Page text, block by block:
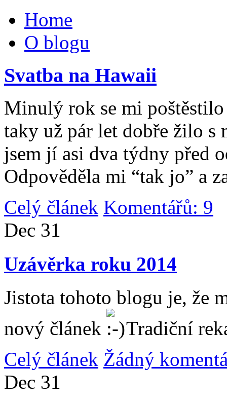
Home
O blogu
Svatba na Hawaii
Minulý rok se mi
taky už pár let dobře žilo
jsem jí asi dva týdny před
Odpověděla mi “tak jo” a
Celý článek Komentářů: 9
Dec 31
Uzávěrka roku 2014
Jistota tohoto blogu je, že
nový článek
Tradiční
Celý článek Žádný
Dec 31